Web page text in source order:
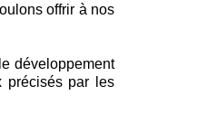
offrir à nos
développement
précisés par les